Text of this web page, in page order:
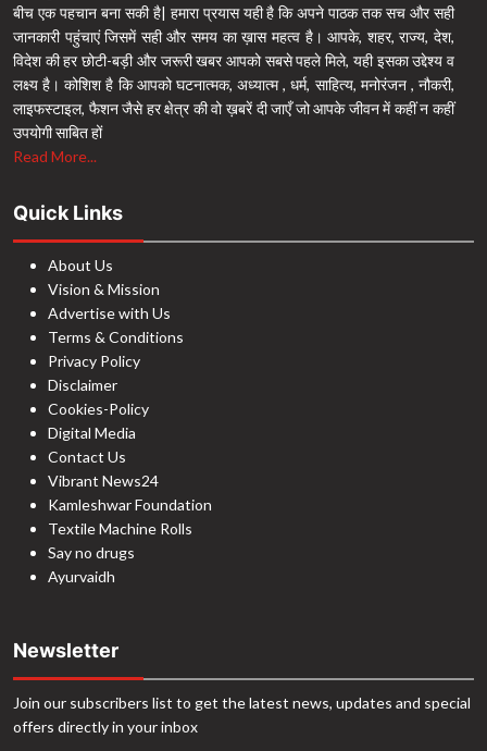
बीच एक पहचान बना सकी है| हमारा प्रयास यही है कि अपने पाठक तक सच और सही
जानकारी पहुंचाएं जिसमें सही और समय का ख़ास महत्व है। आपके, शहर, राज्य, देश,
विदेश की हर छोटी-बड़ी और जरूरी खबर आपको सबसे पहले मिले, यही इसका उद्देश्य व
लक्ष्य है। कोशिश है कि आपको घटनात्मक, अध्यात्म , धर्म, साहित्य, मनोरंजन , नौकरी,
लाइफस्टाइल, फैशन जैसे हर क्षेत्र की वो ख़बरें दी जाएँ जो आपके जीवन में कहीं न कहीं
उपयोगी साबित हों
Read More...
Quick Links
About Us
Vision & Mission
Advertise with Us
Terms & Conditions
Privacy Policy
Disclaimer
Cookies-Policy
Digital Media
Contact Us
Vibrant News24
Kamleshwar Foundation
Textile Machine Rolls
Say no drugs
Ayurvaidh
Newsletter
Join our subscribers list to get the latest news, updates and special
offers directly in your inbox